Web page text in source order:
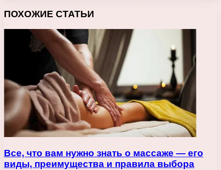
ПОХОЖИЕ СТАТЬИ
Все, что вам нужно знать о массаже — его
виды, преимущества и правила выбора